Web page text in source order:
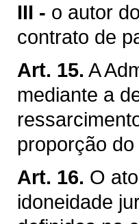
III - o autor
contrato de
Art. 15. A
mediante a
proporção
Art. 16. O
idoneidade